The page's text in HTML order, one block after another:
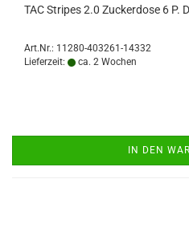
TAC Stripes 2.0 Zuckerdose 6 P.
Art.Nr.: 11280-403261-14332
Lieferzeit:
ca. 2 Wochen
IN DEN